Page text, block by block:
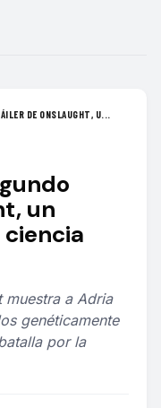
DE ONSLAUGHT, U...
un
muestra a Adria
genéticamente
por la